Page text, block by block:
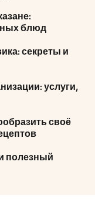
блюд
секреты и
услуги,
своё
полезный